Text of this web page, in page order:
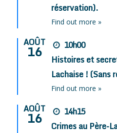
réservation).
Find out more »
AOÛT
16
10h00
Histoires et
Lachaise ! (Sans
Find out more »
AOÛT
16
14h15
Crimes au Père-